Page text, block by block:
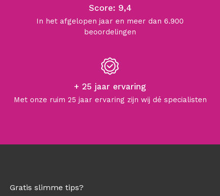
Score: 9,4
In het afgelopen jaar en meer dan 6.900
beoordelingen
+ 25 jaar ervaring
Met onze ruim 25 jaar ervaring zijn wij dé specialisten
Gratis slimme tips?